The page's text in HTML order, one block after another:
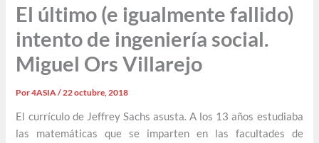
El último (e igualmente fallido)
intento de ingeniería social.
Miguel Ors Villarejo
Por4ASIA/ 22 octubre, 2018
El currículo de Jeffrey Sachs asusta. A los 13 años estudiaba
las matemáticas que se imparten en las facultades de